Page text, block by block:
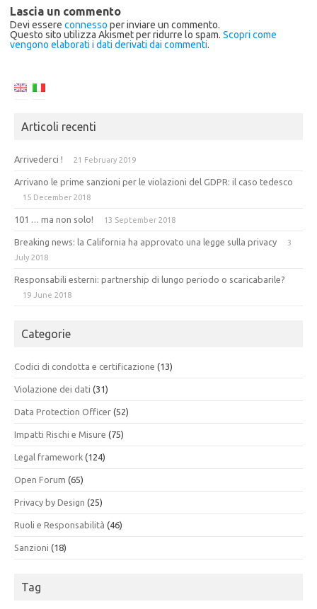
Lascia un commento
Devi essere connesso per inviare un commento.
Questo sito utilizza Akismet per ridurre lo spam. Scopri come
vengono elaborati i dati derivati dai commenti.
Articoli recenti
Arrivederci ! 21 February 2019
Arrivano le prime sanzioni per le violazioni del GDPR: il caso tedesco
15 December 2018
101 … ma non solo! 13 September 2018
Breaking news: la California ha approvato una legge sulla privacy
3
July 2018
Responsabili esterni: partnership di lungo periodo o scaricabarile?
19 June 2018
Categorie
Codici di condotta e certificazione (13)
Violazione dei dati (31)
Data Protection Officer (52)
Impatti Rischi e Misure (75)
Legal framework (124)
Open Forum (65)
Privacy by Design (25)
Ruoli e Responsabilità (46)
Sanzioni (18)
Tag